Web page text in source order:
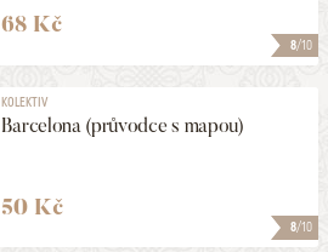
8/10
68 Kč
8/10
KOLEKTIV
Barcelona (průvodce s mapou)
50 Kč